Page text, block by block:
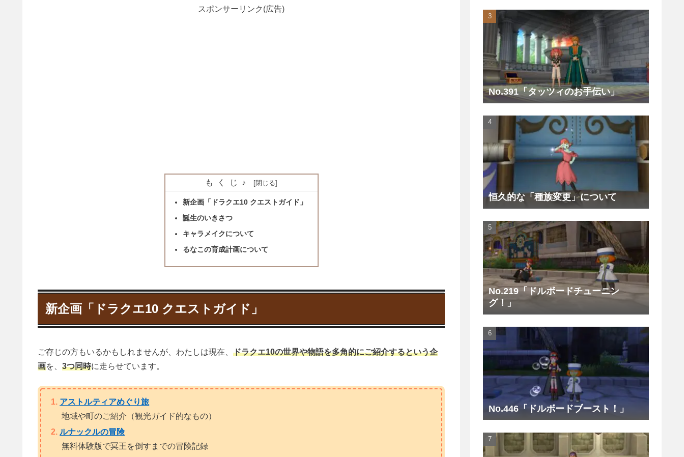
スポンサーリンク(広告)
もくじ♪
新企画「ドラクエ10 クエストガイド」
誕生のいきさつ
キャラメイクについて
るなこの育成計画について
新企画「ドラクエ10 クエストガイド」
ご存じの方もいるかもしれませんが、わたしは現在、 ドラクエ10の世界や物語を多角的にご紹介するという企
画を、 3つ同時に走らせています。
アストルティアめぐり旅
地域や町のご紹介（観光ガイド的なもの）
ルナックルの冒険
無料体験版で冥王を倒すまでの冒険記録
No.391「タッツィのお手伝い」
恒久的な「種族変更」について
No.219「ドルボードチューニン
グ！」
No.446「ドルボードブースト！」